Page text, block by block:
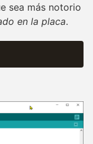
sea más notorio
en la placa.